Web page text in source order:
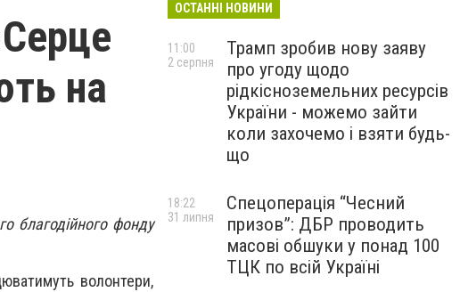
на
благодійного фонду
волонтери,
ОСТАННІ НОВИНИ
Трамп зробив нову заяву
про угоду щодо
рідкісноземельних ресурсів
України - можемо зайти
коли захочемо і взяти будь-
що
11:00
2 серпня
Спецоперація “Чесний
призов”: ДБР проводить
масові обшуки у понад 100
ТЦК по всій Україні
18:22
31 липня